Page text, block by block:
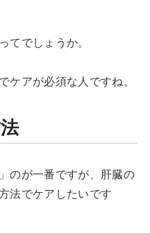
てでしょうか。
ケアが必須な人ですね。
のが一番ですが、肝臓の
法でケアしたいです